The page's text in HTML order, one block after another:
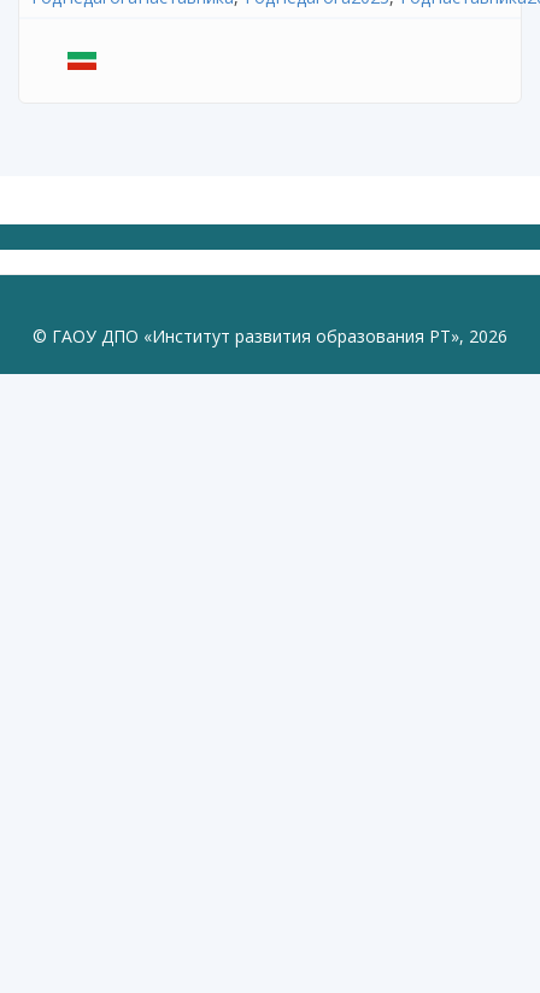
© ГАОУ ДПО «Институт развития образования РТ», 2026